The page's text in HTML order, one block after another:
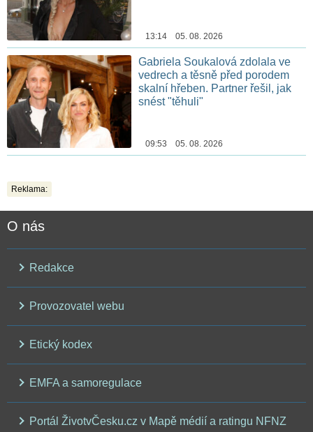
13:14 05. 08. 2026
Gabriela Soukalová zdolala ve
vedrech a těsně před porodem
skalní hřeben. Partner řešil, jak
snést "těhuli"
09:53 05. 08. 2026
Reklama:
O nás
Redakce
Provozovatel webu
Etický kodex
EMFA a samoregulace
Portál ŽivotvČesku.cz v Mapě médií a ratingu NFNZ